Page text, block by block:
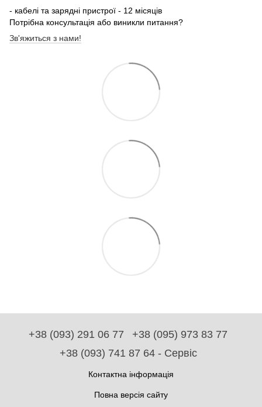
- кабелі та зарядні пристрої - 12 місяців
Потрібна консультація або виникли питання?
Зв'яжиться з нами!
+38 (093) 291 06 77
+38 (095) 973 83 77
+38 (093) 741 87 64 - Сервіс
Контактна інформація
Повна версія сайту